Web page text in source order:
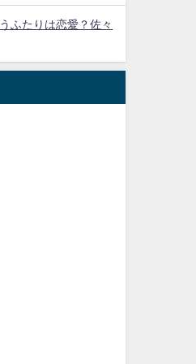
ふたりは恋愛？佐々